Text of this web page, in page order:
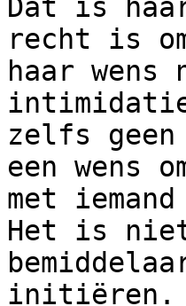
Dat is
recht is
haar
zelfs
een wens
met
Het is
initiëren.